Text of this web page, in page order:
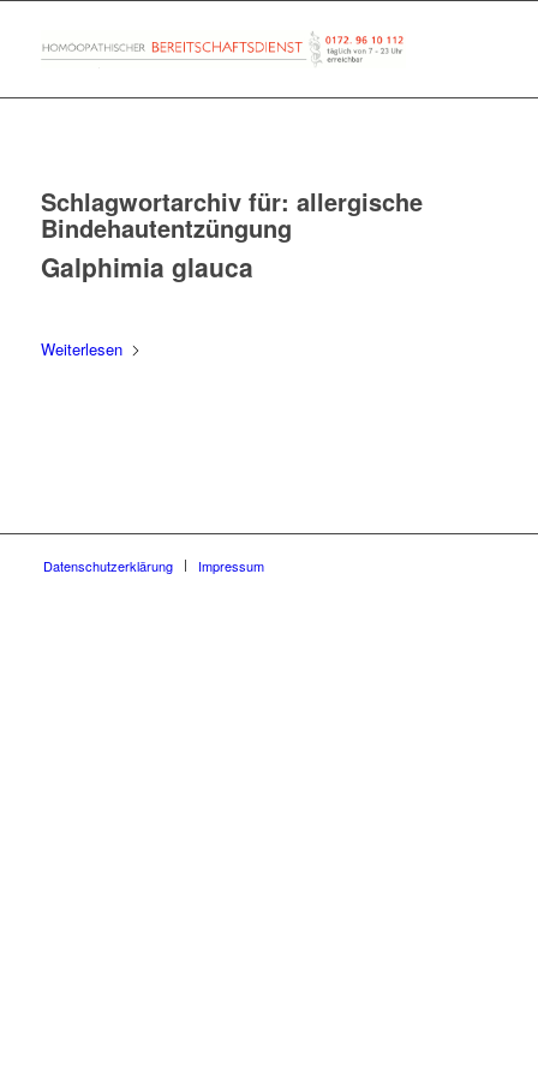
Schlagwortarchiv für: allergische
Bindehautentzüngung
Galphimia glauca
Weiterlesen
Datenschutzerklärung Impressum